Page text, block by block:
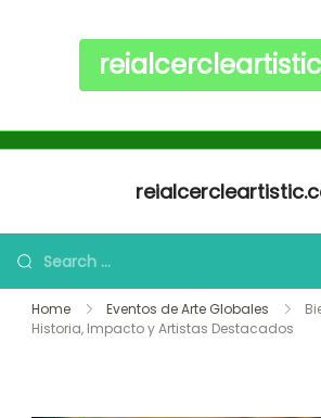
Search for:
Home Eventos de Arte Globales
Historia, Impacto y Artistas Destacados